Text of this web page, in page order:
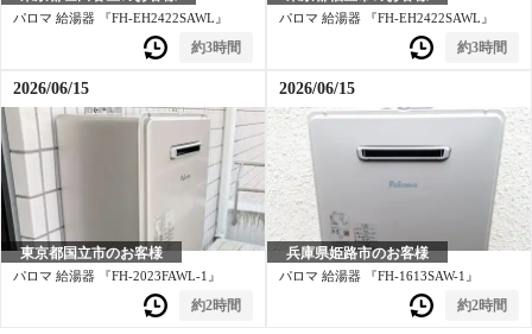
パロマ 給湯器 『FH-EH2422SAWL』
約3時間
パロマ 給湯器 『FH-EH2422SAWL』
約3時間
2026/06/15
東京都国立市のお客様
パロマ 給湯器 『FH-2023FAWL-1』
約2時間
2026/06/15
兵庫県姫路市のお客様
パロマ 給湯器 『FH-1613SAW-1』
約2時間